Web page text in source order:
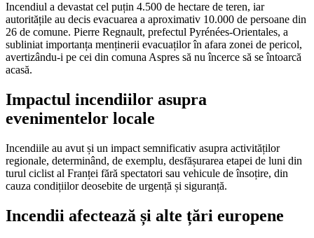
Incendiul a devastat cel puțin 4.500 de hectare de teren, iar
autoritățile au decis evacuarea a aproximativ 10.000 de persoane din
26 de comune. Pierre Regnault, prefectul Pyrénées-Orientales, a
subliniat importanța menținerii evacuaților în afara zonei de pericol,
avertizându-i pe cei din comuna Aspres să nu încerce să se întoarcă
acasă.
Impactul incendiilor asupra
evenimentelor locale
Incendiile au avut și un impact semnificativ asupra activităților
regionale, determinând, de exemplu, desfășurarea etapei de luni din
turul ciclist al Franței fără spectatori sau vehicule de însoțire, din
cauza condițiilor deosebite de urgență și siguranță.
Incendii afectează și alte țări europene